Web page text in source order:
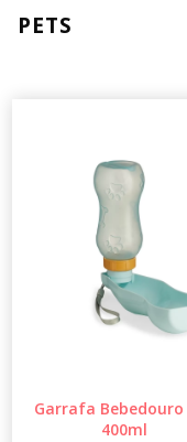
PETS
Garrafa Bebedouro
400ml